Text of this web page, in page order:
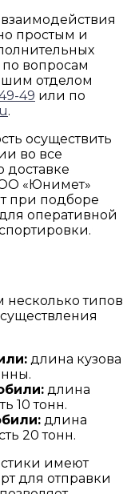
простым и
вопросам
отделом
49 или по
.
осуществить
во все
доставке
«Юнимет»
при подборе
оперативной
типов
длина кузова
длина
10 тонн.
длина
20 тонн.
имеют
для отправки